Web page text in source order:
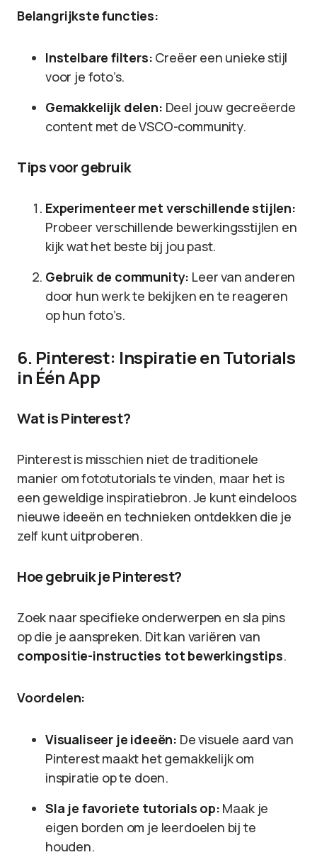
Belangrijkste functies:
Instelbare filters: Creëer een unieke stijl
voor je foto’s.
Gemakkelijk delen: Deel jouw gecreëerde
content met de VSCO-community.
Tips voor gebruik
Experimenteer met verschillende stijlen:
Probeer verschillende bewerkingsstijlen en
kijk wat het beste bij jou past.
Gebruik de community: Leer van anderen
door hun werk te bekijken en te reageren
op hun foto’s.
6. Pinterest: Inspiratie en Tutorials
in Één App
Wat is Pinterest?
Pinterest is misschien niet de traditionele
manier om fototutorials te vinden, maar het is
een geweldige inspiratiebron. Je kunt eindeloos
nieuwe ideeën en technieken ontdekken die je
zelf kunt uitproberen.
Hoe gebruik je Pinterest?
Zoek naar specifieke onderwerpen en sla pins
op die je aanspreken. Dit kan variëren van
compositie-instructies tot bewerkingstips.
Voordelen:
Visualiseer je ideeën: De visuele aard van
Pinterest maakt het gemakkelijk om
inspiratie op te doen.
Sla je favoriete tutorials op: Maak je
eigen borden om je leerdoelen bij te
houden.